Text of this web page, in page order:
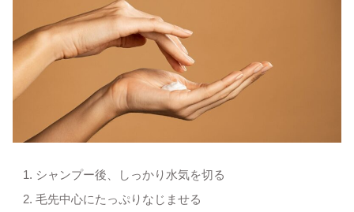
シャンプー後、しっかり水気を切る
毛先中心にたっぷりなじませる